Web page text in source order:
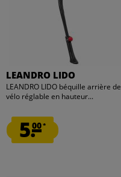
LEANDRO LIDO
LEANDRO LIDO béquille arrière de
vélo réglable en hauteur...
5.00*